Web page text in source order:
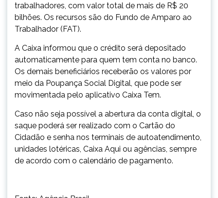
trabalhadores, com valor total de mais de R$ 20
bilhões. Os recursos são do Fundo de Amparo ao
Trabalhador (FAT).
A Caixa informou que o crédito será depositado
automaticamente para quem tem conta no banco.
Os demais beneficiários receberão os valores por
meio da Poupança Social Digital, que pode ser
movimentada pelo aplicativo Caixa Tem.
Caso não seja possível a abertura da conta digital, o
saque poderá ser realizado com o Cartão do
Cidadão e senha nos terminais de autoatendimento,
unidades lotéricas, Caixa Aqui ou agências, sempre
de acordo com o calendário de pagamento.